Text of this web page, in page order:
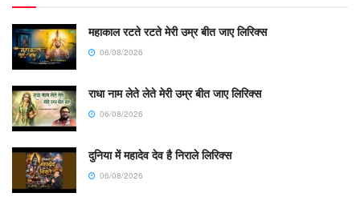
महाकाल रटते रटते मेरी उम्र बीत जाए लिरिक्स
06/08/2026
राधा नाम लेते लेते मेरी उम्र बीत जाए लिरिक्स
06/08/2026
दुनिया में महादेव देव है निराले लिरिक्स
06/08/2026